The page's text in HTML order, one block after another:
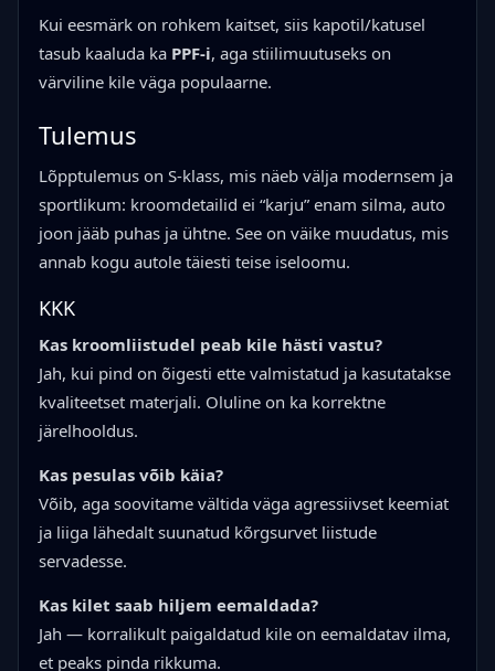
Kui eesmärk on rohkem kaitset, siis kapotil/katusel
tasub kaaluda ka PPF-i, aga stiilimuutuseks on
värviline kile väga populaarne.
Tulemus
Lõpptulemus on S-klass, mis näeb välja modernsem ja
sportlikum: kroomdetailid ei “karju” enam silma, auto
joon jääb puhas ja ühtne. See on väike muudatus, mis
annab kogu autole täiesti teise iseloomu.
KKK
Kas kroomliistudel peab kile hästi vastu?
Jah, kui pind on õigesti ette valmistatud ja kasutatakse
kvaliteetset materjali. Oluline on ka korrektne
järelhooldus.
Kas pesulas võib käia?
Võib, aga soovitame vältida väga agressiivset keemiat
ja liiga lähedalt suunatud kõrgsurvet liistude
servadesse.
Kas kilet saab hiljem eemaldada?
Jah — korralikult paigaldatud kile on eemaldatav ilma,
et peaks pinda rikkuma.